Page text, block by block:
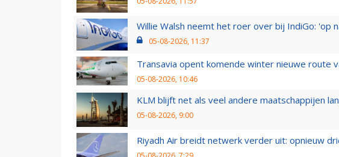
Willie Walsh neemt het roer over bij IndiGo: 'op
05-08-2026, 11:37
Transavia opent komende winter nieuwe route
05-08-2026, 10:46
KLM blijft net als veel andere maatschappijen
05-08-2026, 9:00
Riyadh Air breidt netwerk verder uit: opnieuw